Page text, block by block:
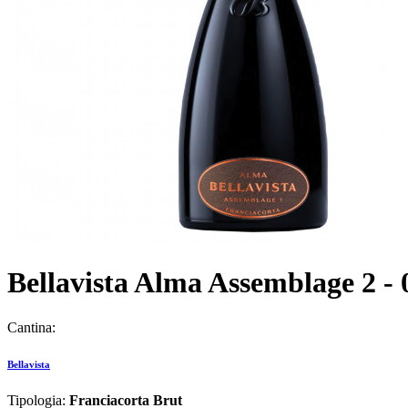
Bellavista Alma Assemblage 2 -
Cantina:
Bellavista
Tipologia: Franciacorta Brut